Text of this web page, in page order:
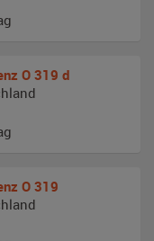
O 319 d
O 319